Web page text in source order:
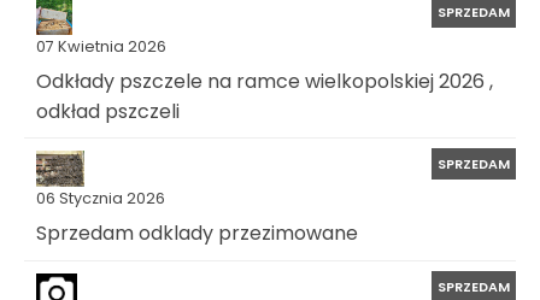
07 Kwietnia 2026
SPRZEDAM
Odkłady pszczele na ramce wielkopolskiej 2026 ,
odkład pszczeli
06 Stycznia 2026
SPRZEDAM
Sprzedam odklady przezimowane
SPRZEDAM